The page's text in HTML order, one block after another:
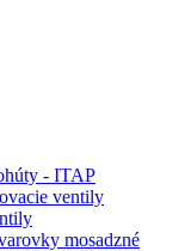
- ITAP
ventily
mosadzné